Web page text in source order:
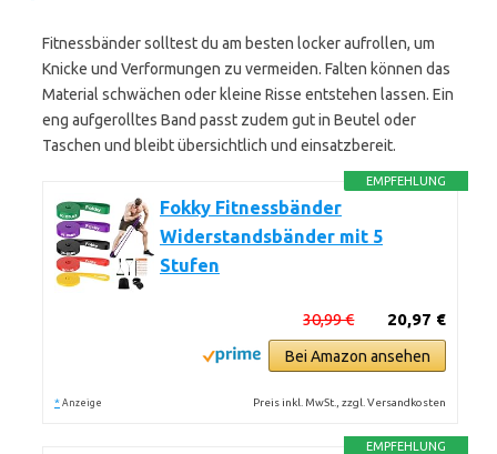
Fitnessbänder solltest du am besten locker aufrollen, um
Knicke und Verformungen zu vermeiden. Falten können das
Material schwächen oder kleine Risse entstehen lassen. Ein
eng aufgerolltes Band passt zudem gut in Beutel oder
Taschen und bleibt übersichtlich und einsatzbereit.
EMPFEHLUNG
Fokky Fitnessbänder
Widerstandsbänder mit 5
Stufen
20,97 €
30,99 €
Bei Amazon ansehen
* Anzeige Preis inkl. MwSt., zzgl. Versandkosten
EMPFEHLUNG